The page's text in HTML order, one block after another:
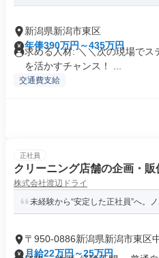
新潟県新潟市東区
年俸390万円～435万円
求める人材: ＼＼次の現場でス
を活かすチャンス！ ...
交通費支給
正社員
クリーニング店舗の企画・販
株式会社渡辺ドライ
未経験から“安定した正社員”へ。
〒950-0886新潟県新潟市東区
月給22万円～25万円